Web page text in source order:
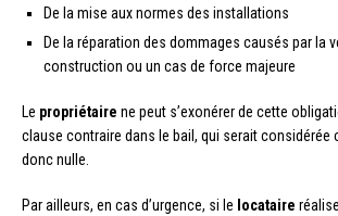
De la mise aux normes des installations
De la réparation des dommages causés par la
construction ou un cas de force majeure
Le propriétaire ne peut s’exonérer de cette
clause contraire dans le bail, qui serait considérée
donc nulle.
Par ailleurs, en cas d’urgence, si le locataire